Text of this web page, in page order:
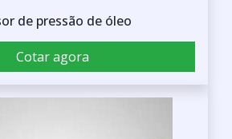
de pressão de óleo
Cotar agora